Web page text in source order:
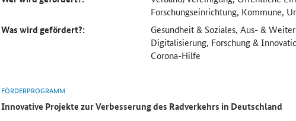
Forschungseinrichtung, Kommune,
Was wird gefördert?:
Gesundheit & Soziales, Aus- &
Digitalisierung, Forschung &
Corona-Hilfe
FÖRDERPROGRAMM
Innovative Projekte zur Verbesserung des Radverkehrs in Deutschland